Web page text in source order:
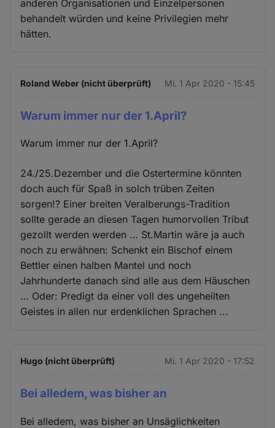
anderen Organisationen und Einzelpersonen
behandelt würden und keine Privilegien mehr
hätten.
Roland Weber (nicht überprüft) Mi. 1 Apr 2020 - 15:45
Warum immer nur der 1.April?
Warum immer nur der 1.April?
24./25.Dezember und die Ostertermine könnten
doch auch für Spaß in solch trüben Zeiten
sorgen!? Einer breiten Veralberungs-Tradition
sollte gerade an diesen Tagen humorvollen Tribut
gezollt werden werden … St.Martin wäre ja auch
noch zu erwähnen: Schenkt ein Bischof einem
Bettler einen halben Mantel und noch
Jahrhunderte danach sind alle aus dem Häuschen
… Oder: Predigt da einer voll des ungeheilten
Geistes in allen nur erdenklichen Sprachen ...
Hugo (nicht überprüft) Mi. 1 Apr 2020 - 17:52
Bei alledem, was bisher an
Bei alledem, was bisher an Unsäglichkeiten